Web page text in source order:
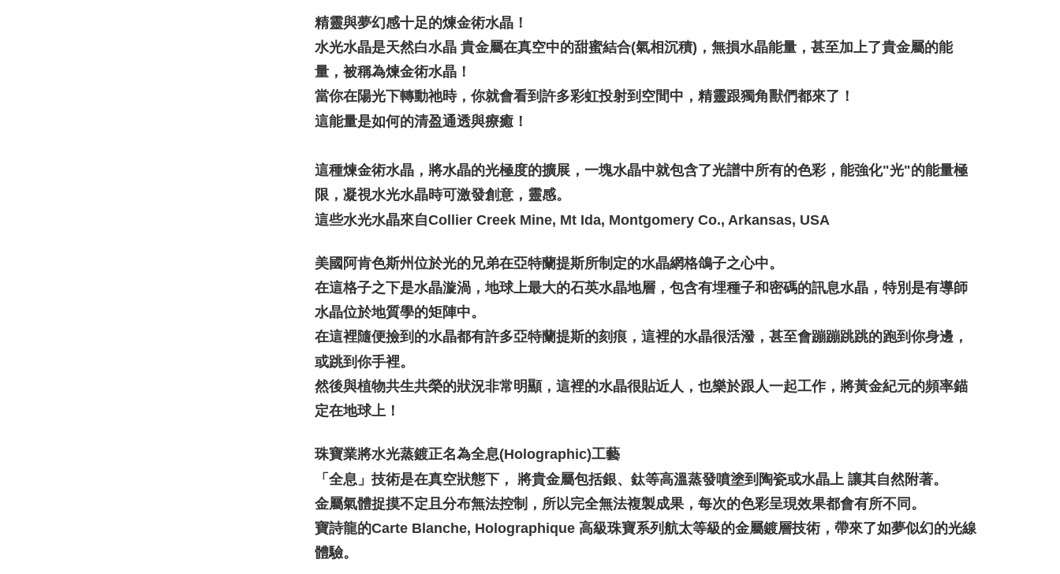
精靈與夢幻感十足的煉金術水晶！
水光水晶是天然白水晶 貴金屬在真空中的甜蜜結合(氣相沉積)，無損水晶能量，甚至加上了貴金屬的能
量，被稱為煉金術水晶！
當你在陽光下轉動祂時，你就會看到許多彩虹投射到空間中，精靈跟獨角獸們都來了！
這能量是如何的清盈通透與療癒！
這種煉金術水晶 ， 將水晶的光極度的擴展 ，一塊水晶中就包含了光譜中所有的色彩，能強化"光"的能量極
限 ，凝視水光水晶時可激發創意 ， 靈感。
這些水光水晶來自Collier Creek Mine, Mt Ida, Montgomery Co., Arkansas, USA
美國阿肯色斯州位於光的兄弟在亞特蘭提斯所制定的水晶網格鴿子之心中。
在這格子之下是水晶漩渦，地球上最大的石英水晶地層，包含有埋種子和密碼的訊息水晶，特別是有導師
水晶位於地質學的矩陣中。
在這裡隨便撿到的水晶都有許多亞特蘭提斯的刻痕，這裡的水晶很活潑，甚至會蹦蹦跳跳的跑到你身邊，
或跳到你手裡。
然後與植物共生共榮的狀況非常明顯，這裡的水晶很貼近人，也樂於跟人一起工作，將黃金紀元的頻率錨
定在地球上！
珠寶業將水光蒸鍍正名為全息(Holographic)工藝
「全息」技術是在真空狀態下， 將貴金屬包括銀、鈦等高溫蒸發噴塗到陶瓷或水晶上 讓其自然附著。
金屬氣體捉摸不定且分布無法控制，所以完全無法複製成果，每次的色彩呈現效果都會有所不同。
寶詩龍的Carte Blanche, Holographique 高級珠寶系列航太等級的金屬鍍層技術，帶來了如夢似幻的光線
體驗。